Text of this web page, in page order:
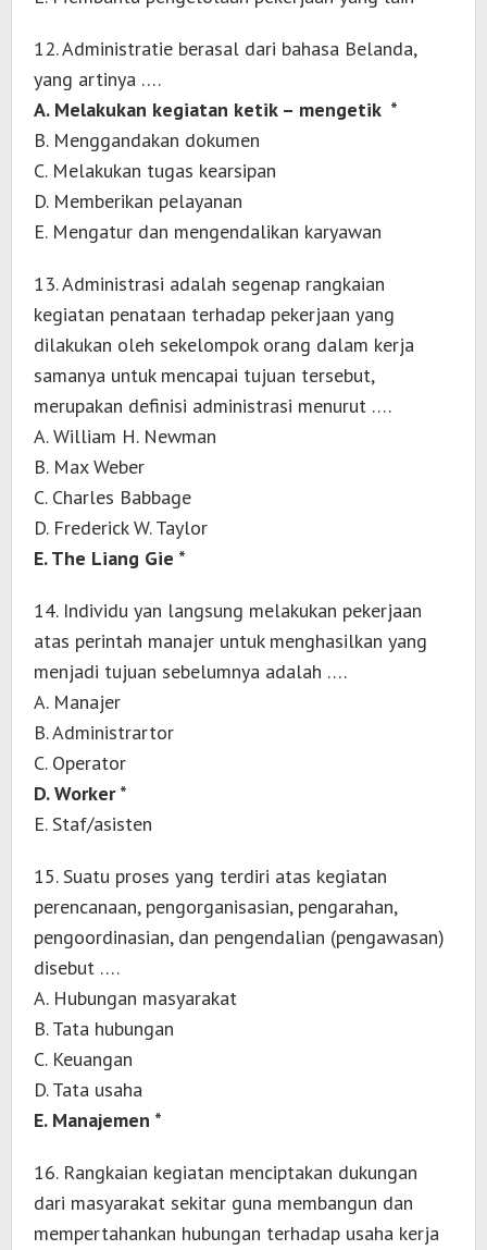
12. Administratie berasal dari bahasa Belanda,
yang artinya ….
A. Melakukan kegiatan ketik – mengetik *
B. Menggandakan dokumen
C. Melakukan tugas kearsipan
D. Memberikan pelayanan
E. Mengatur dan mengendalikan karyawan
13. Administrasi adalah segenap rangkaian
kegiatan penataan terhadap pekerjaan yang
dilakukan oleh sekelompok orang dalam kerja
samanya untuk mencapai tujuan tersebut,
merupakan definisi administrasi menurut ….
A. William H. Newman
B. Max Weber
C. Charles Babbage
D. Frederick W. Taylor
E. The Liang Gie *
14. Individu yan langsung melakukan pekerjaan
atas perintah manajer untuk menghasilkan yang
menjadi tujuan sebelumnya adalah ….
A. Manajer
B. Administrartor
C. Operator
D. Worker *
E. Staf/asisten
15. Suatu proses yang terdiri atas kegiatan
perencanaan, pengorganisasian, pengarahan,
pengoordinasian, dan pengendalian (pengawasan)
disebut ….
A. Hubungan masyarakat
B. Tata hubungan
C. Keuangan
D. Tata usaha
E. Manajemen *
16. Rangkaian kegiatan menciptakan dukungan
dari masyarakat sekitar guna membangun dan
mempertahankan hubungan terhadap usaha kerja